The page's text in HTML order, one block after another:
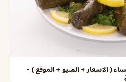
( الاسعار + المنيو + الموقع ) -